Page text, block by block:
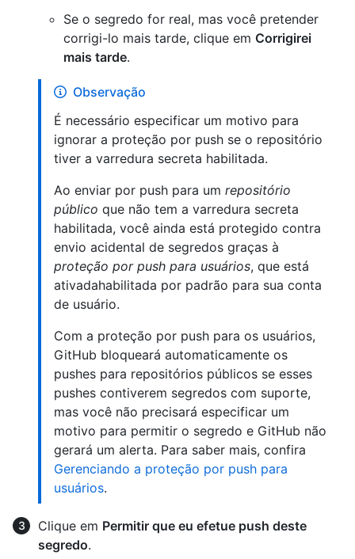
Se o segredo for real, mas você pretender
corrigi-lo mais tarde, clique em Corrigirei
mais tarde.
Observação
É necessário especificar um motivo para
ignorar a proteção por push se o repositório
tiver a varredura secreta habilitada.
Ao enviar por push para um repositório
público que não tem a varredura secreta
habilitada, você ainda está protegido contra
envio acidental de segredos graças à
proteção por push para usuários, que está
ativadahabilitada por padrão para sua conta
de usuário.
Com a proteção por push para os usuários,
GitHub bloqueará automaticamente os
pushes para repositórios públicos se esses
pushes contiverem segredos com suporte,
mas você não precisará especificar um
motivo para permitir o segredo e GitHub não
gerará um alerta. Para saber mais, confira
Gerenciando a proteção por push para
usuários.
Clique em Permitir que eu efetue push deste
segredo.